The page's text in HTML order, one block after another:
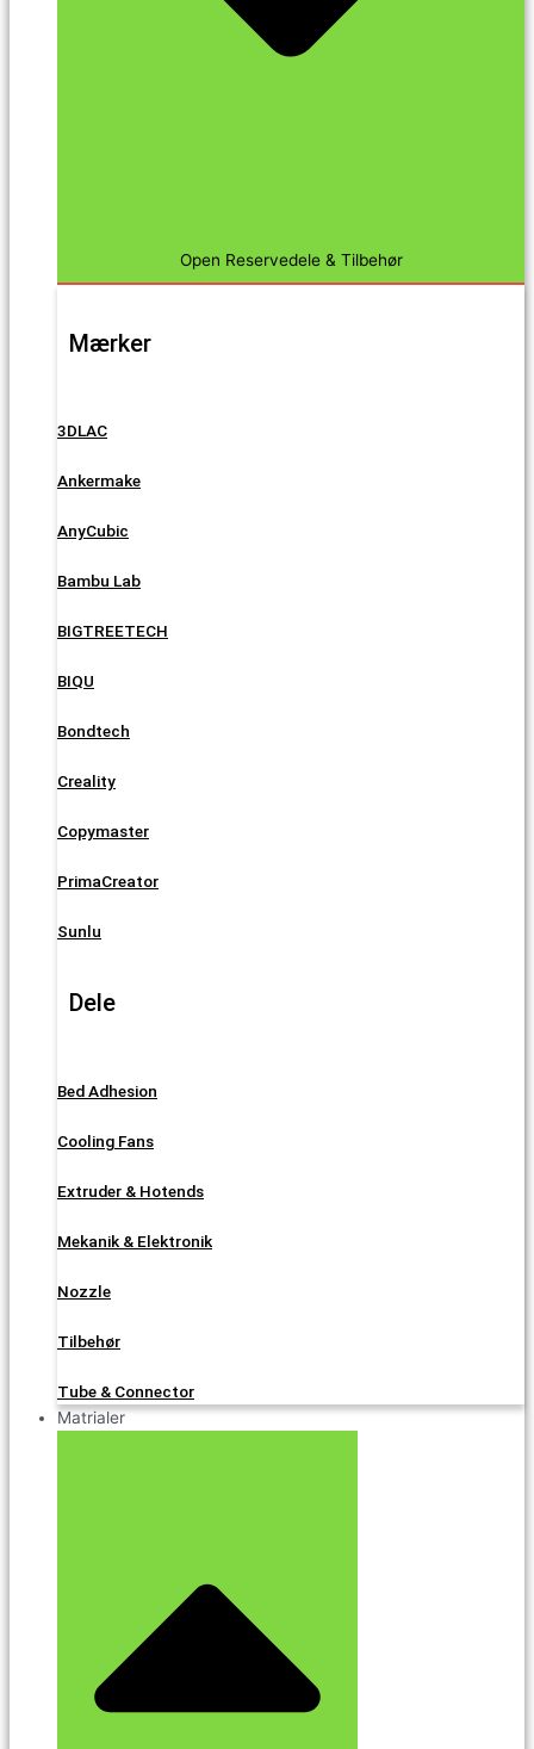
Open Reservedele & Tilbehør
Mærker
3DLAC
Ankermake
AnyCubic
Bambu Lab
BIGTREETECH
BIQU
Bondtech
Creality
Copymaster
PrimaCreator
Sunlu
Dele
Bed Adhesion
Cooling Fans
Extruder & Hotends
Mekanik & Elektronik
Nozzle
Tilbehør
Tube & Connector
Matrialer